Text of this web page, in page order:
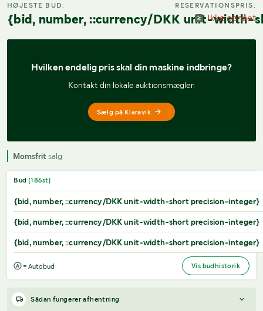
HØJESTE BUD:
{bid, number, ::currency/DKK unit-width-
RESERVATIONSPRIS:
Ikke opnået
Hvilken endelig pris skal din maskine indbringe?
Kontakt din lokale auktionsmægler.
Sælg på Klaravik
Momsfrit salg
Bud (186st)
{bid, number, ::currency/DKK unit-width-short precision-integer}
{bid, number, ::currency/DKK unit-width-short precision-integer}
{bid, number, ::currency/DKK unit-width-short precision-integer}
= Autobud Vis budhistorik
Sådan fungerer afhentning